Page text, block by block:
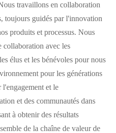
travaillons en collaboration
toujours guidés par l'innovation
produits et processus. Nous
collaboration avec les
élus et les bénévoles pour nous
pour les générations
et le
et des communautés dans
à obtenir des résultats
de la chaîne de valeur de